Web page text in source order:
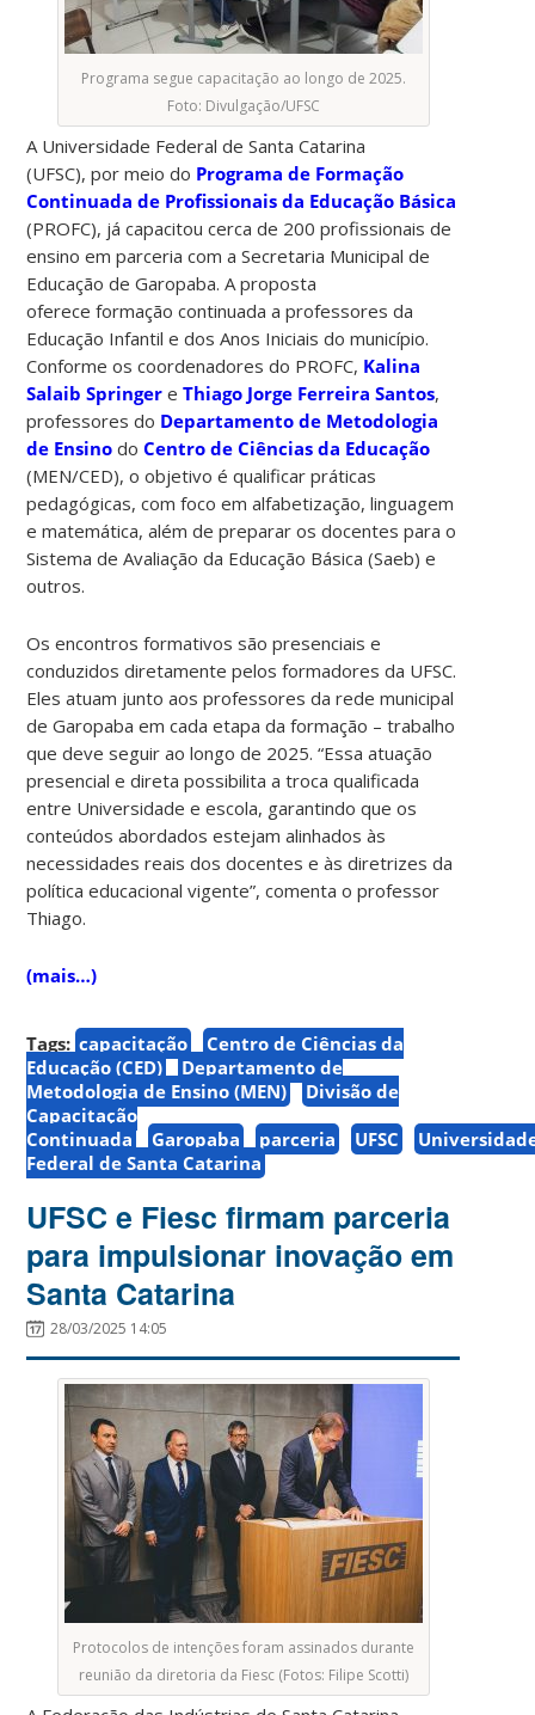
Programa segue capacitação ao longo de 2025.
Foto: Divulgação/UFSC
A Universidade Federal de Santa Catarina
(UFSC), por meio do Programa de Formação
Continuada de Profissionais da Educação Básica
(PROFC), já capacitou cerca de 200 profissionais de
ensino em parceria com a Secretaria Municipal de
Educação de Garopaba. A proposta
oferece formação continuada a professores da
Educação Infantil e dos Anos Iniciais do município.
Conforme os coordenadores do PROFC, Kalina
Salaib SpringereThiago Jorge Ferreira Santos,
professores do Departamento de Metodologia
de Ensino doCentro de Ciências da Educação
(MEN/CED), o objetivo é qualificar práticas
pedagógicas, com foco em alfabetização, linguagem
e matemática, além de preparar os docentes para o
Sistema de Avaliação da Educação Básica (Saeb) e
outros.
Os encontros formativos são presenciais e
conduzidos diretamente pelos formadores da UFSC.
Eles atuam junto aos professores da rede municipal
de Garopaba em cada etapa da formação – trabalho
que deve seguir ao longo de 2025. “Essa atuação
presencial e direta possibilita a troca qualificada
entre Universidade e escola, garantindo que os
conteúdos abordados estejam alinhados às
necessidades reais dos docentes e às diretrizes da
política educacional vigente”, comenta o professor
Thiago.
(mais…)
Tags: capacitação
Centro de Ciências da
Educação (CED)
Departamento de
Metodologia de Ensino (MEN)
Divisão de
Capacitação
Continuada
Garopaba parceria UFSC
Federal de Santa Catarina
UFSC e Fiesc firmam parceria
para impulsionar inovação em
Santa Catarina
28/03/2025 14:05
Protocolos de intenções foram assinados durante
reunião da diretoria da Fiesc (Fotos: Filipe Scotti)